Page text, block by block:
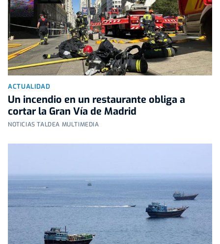
ACTUALIDAD
Un incendio en un restaurante obliga a
cortar la Gran Vía de Madrid
NOTICIAS TALDEA MULTIMEDIA